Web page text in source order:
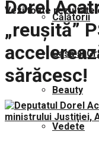
Călătorii
Casă și
Beauty
Vedete
Vezi toate
Dorel
„reușită”
sărăcesc!